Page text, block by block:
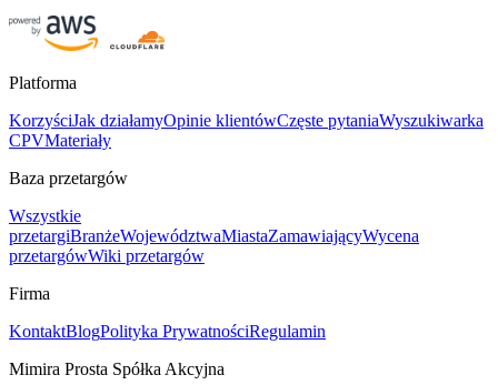
Platforma
KorzyściJak działamyOpinie klientówCzęste pytaniaWyszukiwarka
CPVMateriały
Baza przetargów
Wszystkie
przetargiBranżeWojewództwaMiastaZamawiającyWycena
przetargówWiki przetargów
Firma
KontaktBlogPolityka PrywatnościRegulamin
Mimira Prosta Spółka Akcyjna